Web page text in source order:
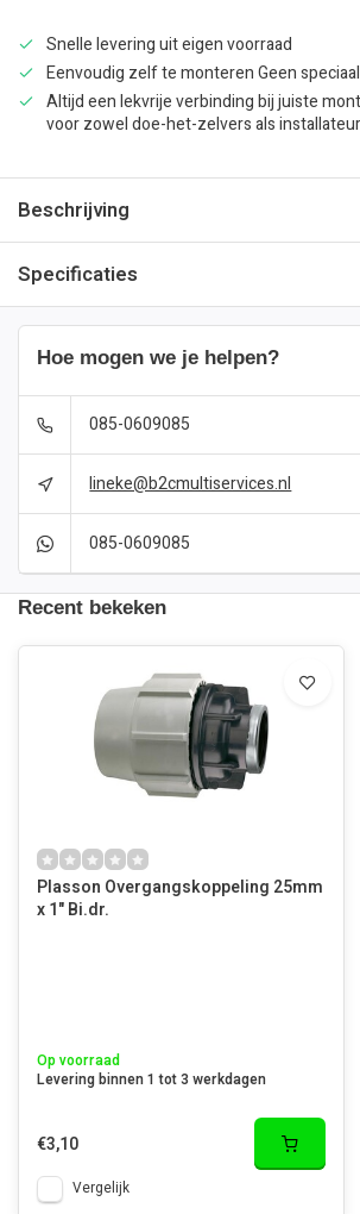
Snelle levering uit eigen voorraad
Eenvoudig zelf te monteren Geen
Altijd een lekvrije verbinding bij juiste
voor zowel doe-het-zelvers als
Beschrijving
Specificaties
Hoe mogen we je helpen?
085-0609085
lineke@b2cmultiservices.nl
085-0609085
Recent bekeken
Plasson Overgangskoppeling 25mm
x 1" Bi.dr.
Op voorraad
Levering binnen 1 tot 3 werkdagen
€3,10
Vergelijk